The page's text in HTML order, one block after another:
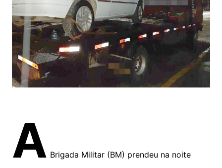
A Brigada Militar (BM) prendeu na noite